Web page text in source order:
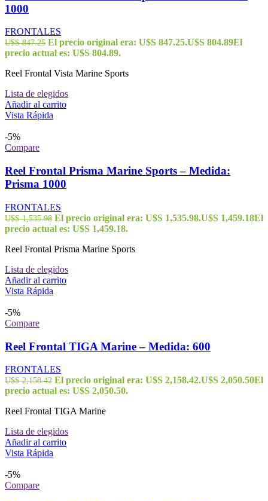
1000
FRONTALES
U$S847.25 El precio original era: U$S 847.25.U$S 804.89El
precio actual es: U$S 804.89.
Reel Frontal Vista Marine Sports
Lista de elegidos
Añadir al carrito
Vista Rápida
-5%
Compare
Reel Frontal Prisma Marine Sports – Medida:
Prisma 1000
FRONTALES
U$S1,535.98 El precio original era: U$S 1,535.98.U$S 1,459.18El
precio actual es: U$S 1,459.18.
Reel Frontal Prisma Marine Sports
Lista de elegidos
Añadir al carrito
Vista Rápida
-5%
Compare
Reel Frontal TIGA Marine – Medida: 600
FRONTALES
U$S2,158.42 El precio original era: U$S 2,158.42.U$S 2,050.50El
precio actual es: U$S 2,050.50.
Reel Frontal TIGA Marine
Lista de elegidos
Añadir al carrito
Vista Rápida
-5%
Compare